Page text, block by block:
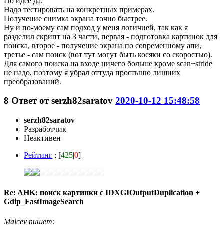
Надо тестировать на конкретных примерах.
Получение снимка экрана точно быстрее.
Ну и по-моему сам подход у меня логичней, так как я
разделил скрипт на 3 части, первая - подготовка картинок для
поиска, второе - получение экрана по современному апи,
третье - сам поиск (вот тут могут быть косяки со скоростью).
Для самого поиска на входе ничего больше кроме scan+stride
не надо, поэтому я убрал оттуда простыню лишних
преобразований.
8 Ответ отserzh82saratov 2020-10-12 15:48:58
serzh82saratov
Разработчик
Неактивен
Рейтинг : [425|0]
Re: AHK: поиск картинки с IDXGIOutputDuplication +
Gdip_FastImageSearch
Malcev пишет: